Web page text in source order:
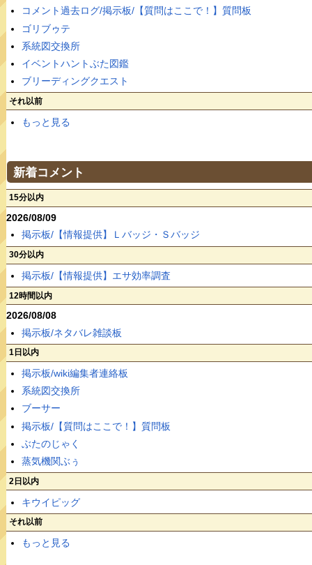
コメント過去ログ/掲示板/【質問はここで！】質問板
ゴリブゥテ
系統図交換所
イベントハントぶた図鑑
ブリーディングクエスト
それ以前
もっと見る
新着コメント
15分以内
2026/08/09
掲示板/【情報提供】Ｌバッジ・Ｓバッジ
30分以内
掲示板/【情報提供】エサ効率調査
12時間以内
2026/08/08
掲示板/ネタバレ雑談板
1日以内
掲示板/wiki編集者連絡板
系統図交換所
ブーサー
掲示板/【質問はここで！】質問板
ぶたのじゃく
蒸気機関ぶぅ
2日以内
キウイピッグ
それ以前
もっと見る